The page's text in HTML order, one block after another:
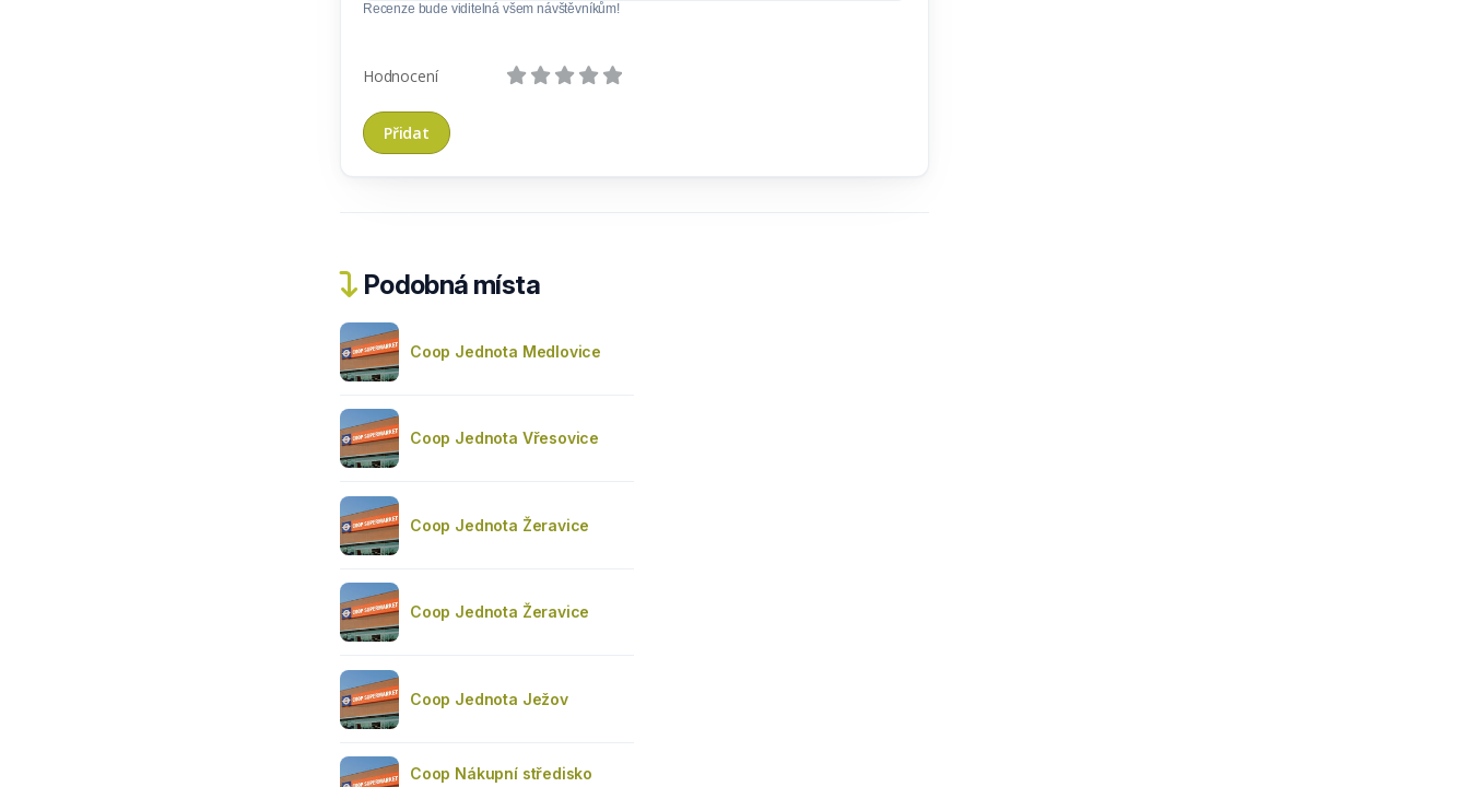
Recenze bude viditelná všem návštěvníkům!
Hodnocení
Podobná místa
Coop Jednota Medlovice
Coop Jednota Vřesovice
Coop Jednota Žeravice
Coop Jednota Žeravice
Coop Jednota Ježov
Coop Nákupní středisko